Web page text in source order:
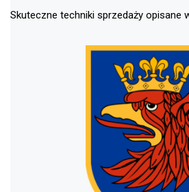
Skuteczne techniki sprzedaży opisane